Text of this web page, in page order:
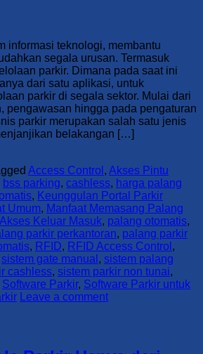
informasi teknologi, membantu
segala urusan. Termasuk
parkir. Dimana pada saat ini
dari satu aplikasi, untuk
parkir di segala sektor. Mulai dari
pengawasan hingga pada pengaturan
parkir merupakan salah satu jenis
belakangan […]
Access Control , Akses Pintu
bss parking, cashless, harga palang
, Keunggulan Portal Parkir
Umum, Manfaat Memasang Palang
Keluar Masuk, palang otomatis,
parkir perkantoran, palang parkir
, RFID, RFID Access Control ,
sistem gate manual , sistem palang
cashless, sistem parkir non tunai,
Software Parkir, Software Parkir untuk
Leave a comment